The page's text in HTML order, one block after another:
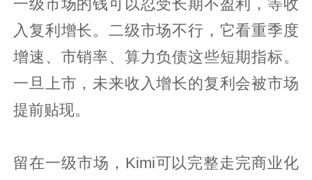
一级市场的钱可以忍受长期不盈利，等收
入复利增长。二级市场不行，它看重季度
增速、市销率、算力负债这些短期指标。
一旦上市，未来收入增长的复利会被市场
提前贴现。
留在一级市场，Kimi可以完整走完商业化